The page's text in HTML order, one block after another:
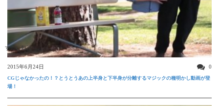
すごい動画
2015年6月24日 0
CGじゃなかったの！？とうとうあの上半身と下半身が分離するマジックの種明かし動画が登
場！